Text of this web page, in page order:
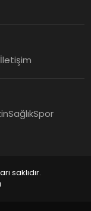
İletişim
SağlıkSpor
saklıdır.